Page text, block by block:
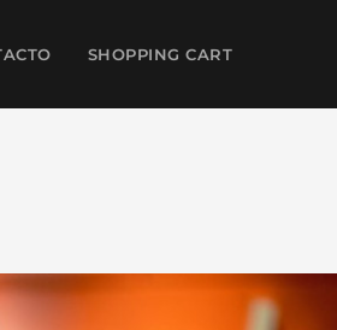
SHOPPING CART